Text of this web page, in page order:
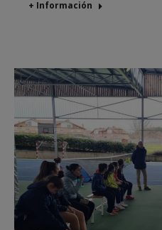
+ Información